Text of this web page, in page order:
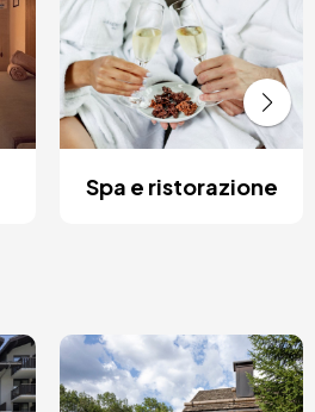
Spa e ristorazione
Immagine